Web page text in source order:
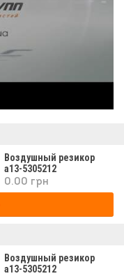
Воздушный резикор
а13-5305212
0.00 грн
Воздушный резикор
а13-5305212